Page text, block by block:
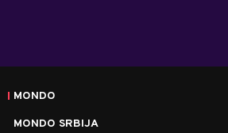
MONDO
MONDO SRBIJA